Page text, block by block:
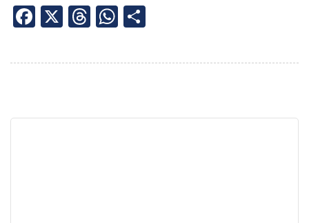
Facebook
X Threads
WhatsApp